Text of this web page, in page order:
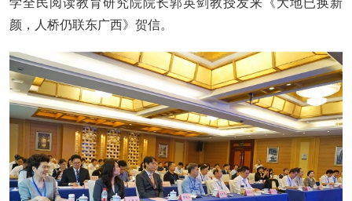
颜，人桥仍联东广西》贺信。